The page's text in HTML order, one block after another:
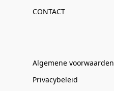
CONTACT
Algemene voorwaarden
Privacybeleid